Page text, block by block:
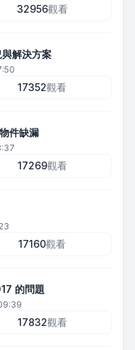
32956觀看
解決方案
17352觀看
件缺漏
17269觀看
17160觀看
的問題
17832觀看